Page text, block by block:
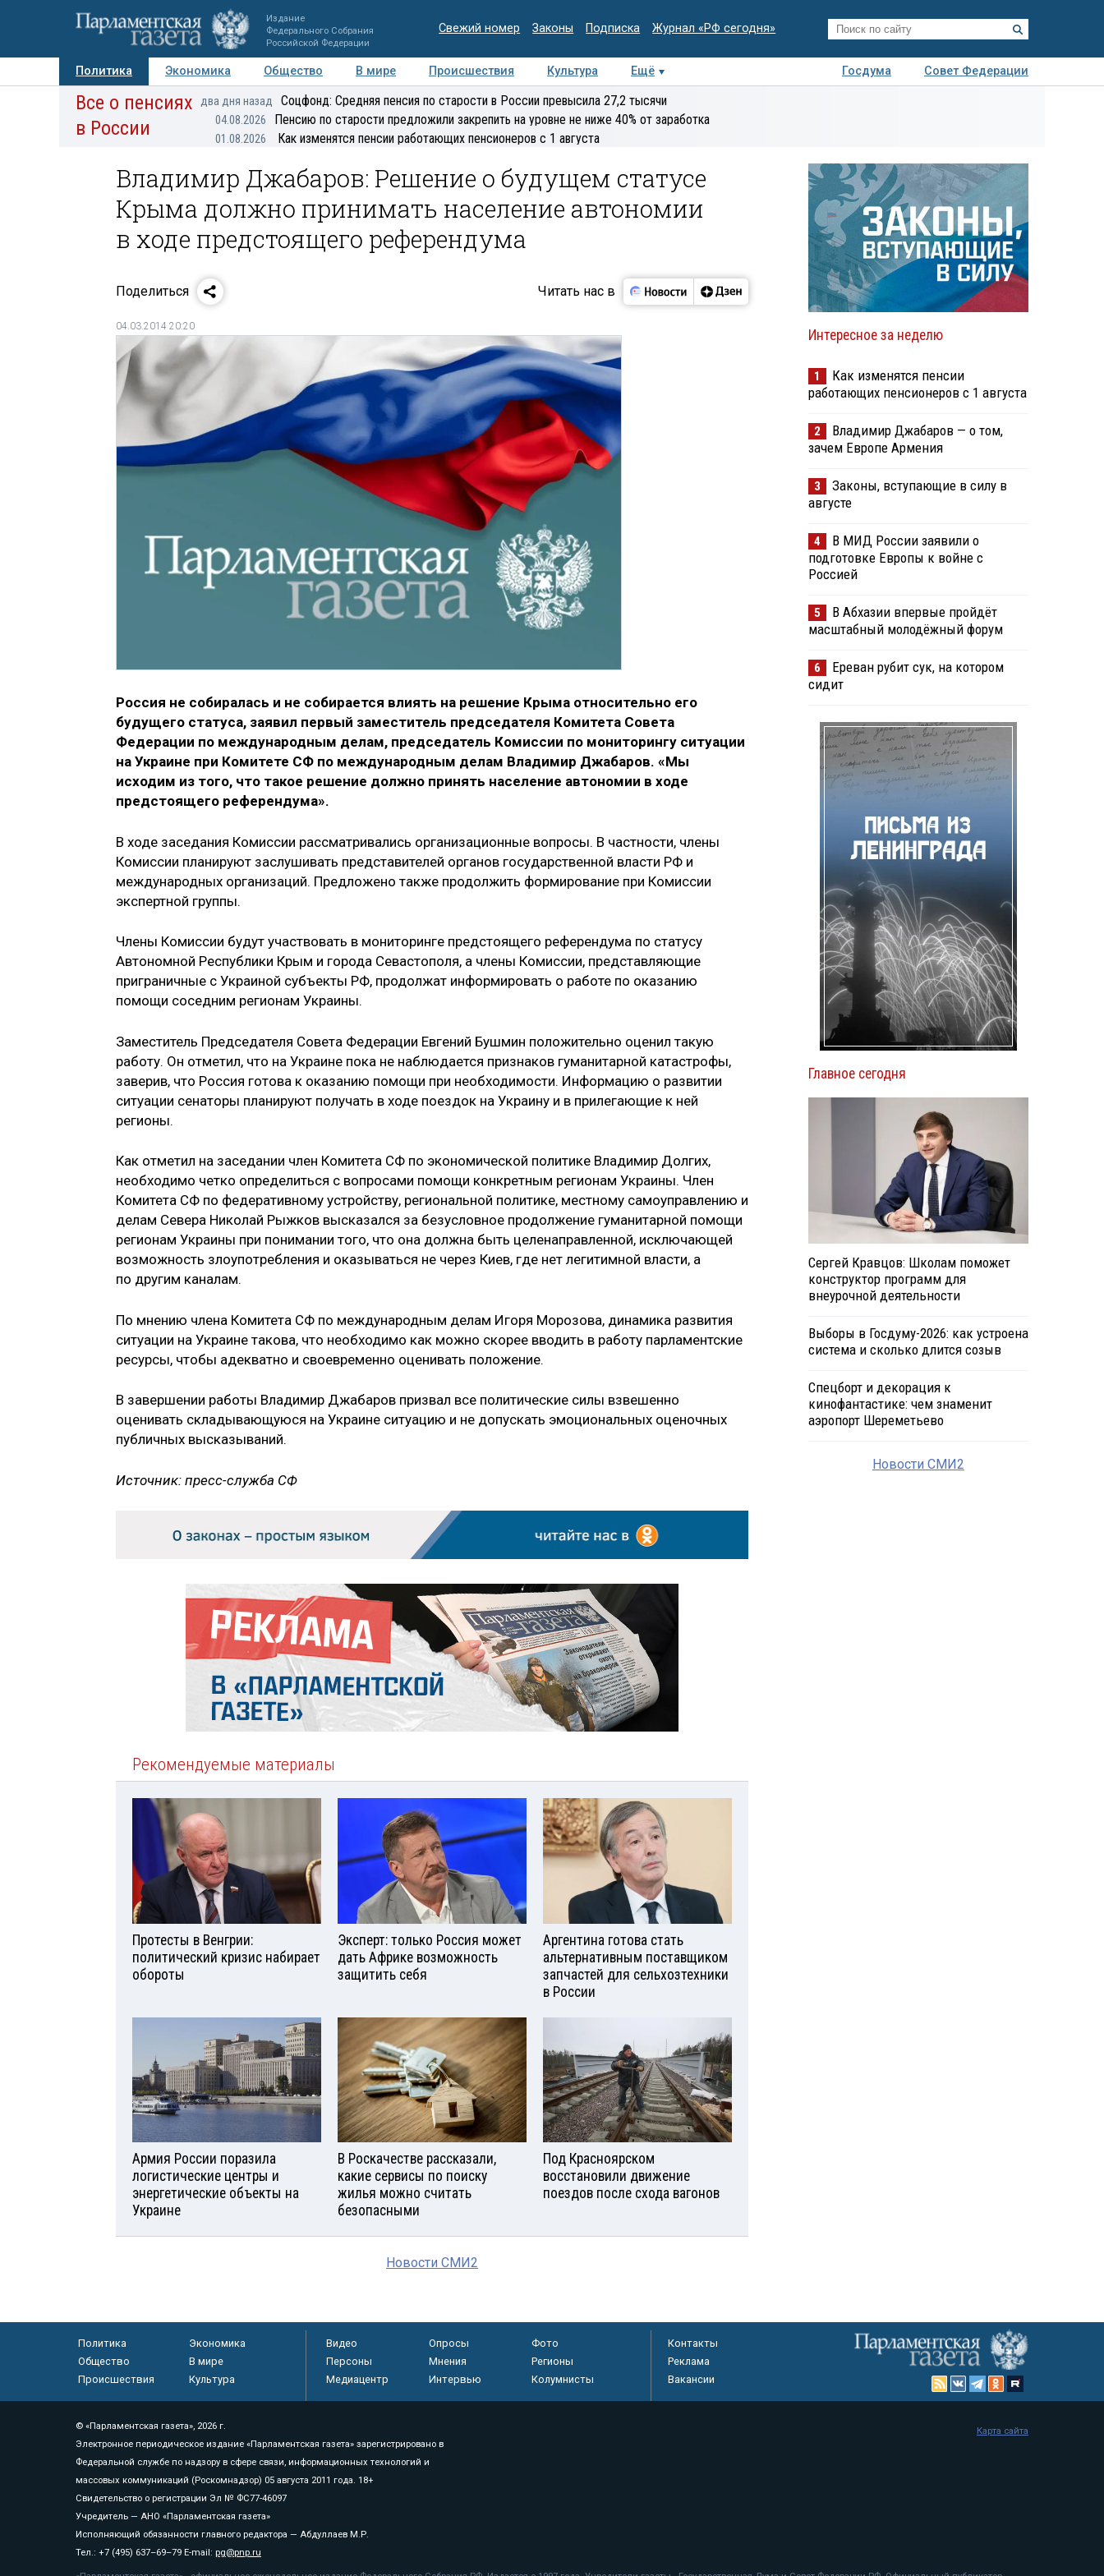
Издание
Федерального Собрания
Российской Федерации
Свежий номер Законы Подписка Журнал «РФ сегодня»
Политика Экономика Общество В мире Происшествия Культура Ещё Госдума
Совет Федерации
Авторы Персоны Мнения Регионы Медиацентр Интервью Колумнисты
Все о пенсиях
в России
два дня назад Соцфонд: Средняя пенсия по старости в России превысила 27,2 тысячи
04.08.2026 Пенсию по старости предложили закрепить на уровне не ниже 40% от заработка
01.08.2026 Как изменятся пенсии работающих пенсионеров с 1 августа
Владимир Джабаров: Решение о будущем статусе
Крыма должно принимать население автономии
в ходе предстоящего референдума
Поделиться Читать нас в
04.03.2014 20:20
Россия не собиралась и не собирается влиять на решение Крыма относительно его
будущего статуса, заявил первый заместитель председателя Комитета Совета
Федерации по международным делам, председатель Комиссии по мониторингу ситуации
на Украине при Комитете СФ по международным делам Владимир Джабаров. «Мы
исходим из того, что такое решение должно принять население автономии в ходе
предстоящего референдума».
В ходе заседания Комиссии рассматривались организационные вопросы. В частности, члены
Комиссии планируют заслушивать представителей органов государственной власти РФ и
международных организаций. Предложено также продолжить формирование при Комиссии
экспертной группы.
Члены Комиссии будут участвовать в мониторинге предстоящего референдума по статусу
Автономной Республики Крым и города Севастополя, а члены Комиссии, представляющие
приграничные с Украиной субъекты РФ, продолжат информировать о работе по оказанию
помощи соседним регионам Украины.
Заместитель Председателя Совета Федерации Евгений Бушмин положительно оценил такую
работу. Он отметил, что на Украине пока не наблюдается признаков гуманитарной катастрофы,
заверив, что Россия готова к оказанию помощи при необходимости. Информацию о развитии
ситуации сенаторы планируют получать в ходе поездок на Украину и в прилегающие к ней
регионы.
Как отметил на заседании член Комитета СФ по экономической политике Владимир Долгих,
необходимо четко определиться с вопросами помощи конкретным регионам Украины. Член
Комитета СФ по федеративному устройству, региональной политике, местному самоуправлению и
делам Севера Николай Рыжков высказался за безусловное продолжение гуманитарной помощи
регионам Украины при понимании того, что она должна быть целенаправленной, исключающей
возможность злоупотребления и оказываться не через Киев, где нет легитимной власти, а
по другим каналам.
По мнению члена Комитета СФ по международным делам Игоря Морозова, динамика развития
ситуации на Украине такова, что необходимо как можно скорее вводить в работу парламентские
ресурсы, чтобы адекватно и своевременно оценивать положение.
В завершении работы Владимир Джабаров призвал все политические силы взвешенно
оценивать складывающуюся на Украине ситуацию и не допускать эмоциональных оценочных
публичных высказываний.
Источник: пресс-служба СФ
Рекомендуемые материалы
Протесты в Венгрии:
политический кризис набирает
обороты
Эксперт: только Россия может
дать Африке возможность
защитить себя
Аргентина готова стать
альтернативным поставщиком
запчастей для сельхозтехники
в России
Армия России поразила
логистические центры и
энергетические объекты на
Украине
В Роскачестве рассказали,
какие сервисы по поиску
жилья можно считать
безопасными
Под Красноярском
восстановили движение
поездов после схода вагонов
Новости СМИ2
Интересное за неделю
1
Как изменятся пенсии
работающих пенсионеров с 1 августа
2
Владимир Джабаров — о том,
зачем Европе Армения
3
Законы, вступающие в силу в
августе
4
В МИД России заявили о
подготовке Европы к войне с
Россией
5
В Абхазии впервые пройдёт
масштабный молодёжный форум
6
Ереван рубит сук, на котором
сидит
Главное сегодня
Сергей Кравцов: Школам поможет
конструктор программ для
внеурочной деятельности
Выборы в Госдуму-2026: как устроена
система и сколько длится созыв
Спецборт и декорация к
кинофантастике: чем знаменит
аэропорт Шереметьево
Новости СМИ2
Политика
Экономика
Общество
В мире
Происшествия
Культура
Видео Опросы
Фото
Персоны
Мнения
Регионы
Медиацентр
Интервью Колумнисты
Контакты
Реклама
Вакансии
© «Парламентская газета», 2026 г.
Электронное периодическое издание «Парламентская газета» зарегистрировано в
Федеральной службе по надзору в сфере связи, информационных технологий и
массовых коммуникаций (Роскомнадзор) 05 августа 2011 года. 18+
Свидетельство о регистрации Эл № ФС77-46097
Учредитель — АНО «Парламентская газета»
Исполняющий обязанности главного редактора — Абдуллаев М.Р.
Тел.: +7 (495) 637–69–79 E-mail: pg@pnp.ru
Карта сайта